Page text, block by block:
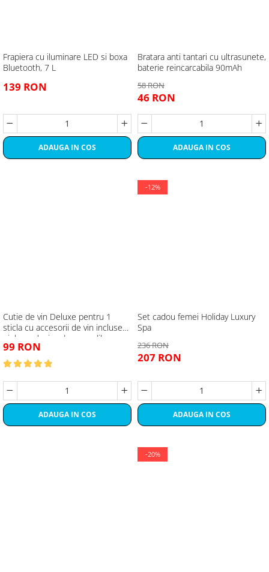
Frapiera cu iluminare LED si boxa
Bluetooth, 7 L
139 RON
ADAUGA IN COS
Bratara anti tantari cu ultrasunete,
baterie reincarcabila 90mAh
58 RON
46 RON
ADAUGA IN COS
Cutie de vin Deluxe pentru 1
sticla cu accesorii de vin incluse
piele ecologica de crocodil
99 RON
ADAUGA IN COS
-12%
Set cadou femei Holiday Luxury
Spa
236 RON
207 RON
ADAUGA IN COS
-20%